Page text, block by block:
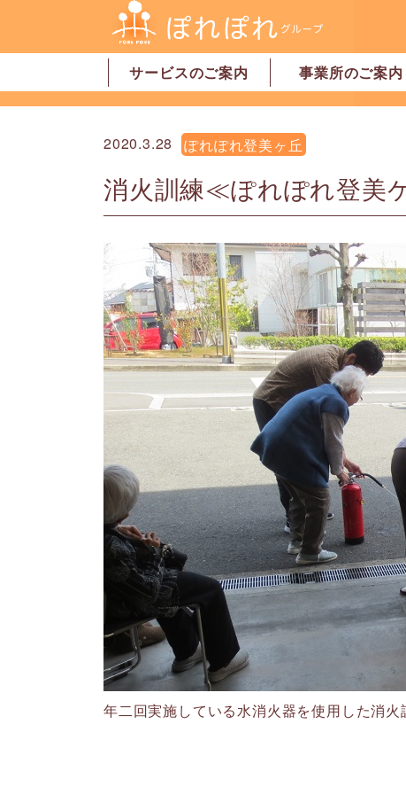
サービスのご案内
居宅介護支援
訪問介護
訪問看護
デイサービス
グループホーム
地域密着型特別養護老人ホーム
ショートステイ
有料老人ホーム
サービス付高齢者向け住宅
家事代行サービス
「認可」小規模保育園
事業所のご案内
事業所一覧・奈
事業所一覧・橿
2020.3.28 ぽれぽれ登美ヶ丘
消火訓練≪ぽれぽれ登美
年二回実施している水消火器を使用した消